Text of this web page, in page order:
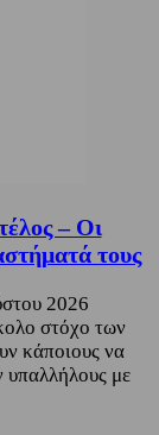
– Οι
τους
2026
στόχο των
κάποιους να
υπαλλήλους με